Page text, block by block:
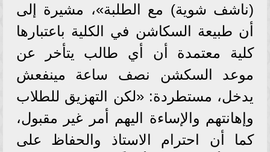
(ناشف شوية) مع الطلبة»، مشيرة إلى
أن طبيعة السكاشن في الكلية باعتبارها
كلية معتمدة أن أي طالب يتأخر عن
موعد السكشن نصف ساعة مينفعش
يدخل، مستطردة: «لكن التهزيق للطلاب
وإهانتهم والإساءة اليهم أمر غير مقبول،
كما أن احترام الاستاذ والحفاظ على